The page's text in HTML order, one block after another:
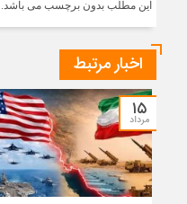
این مطلب بدون برچسب می باشد.
اخبار مرتبط
۱۵
مرداد